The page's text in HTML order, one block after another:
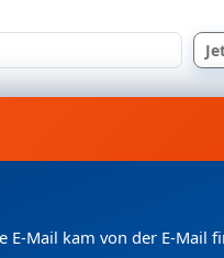
E-Mail kam von der E-Mail